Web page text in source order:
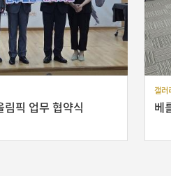
픽 업무 협약식
갤러
베